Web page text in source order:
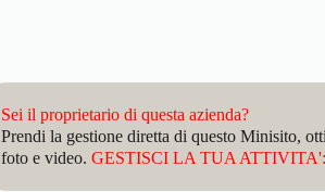
Sei il proprietario di questa azienda?
Prendi la gestione diretta di questo Minisito,
foto e video. GESTISCI LA TUA ATTIVITA':